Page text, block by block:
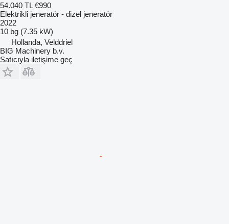
54.040 TL €990
Elektrikli jeneratör - dizel jeneratör
2022
10 bg (7.35 kW)
Hollanda, Velddriel
BIG Machinery b.v.
Satıcıyla iletişime geç